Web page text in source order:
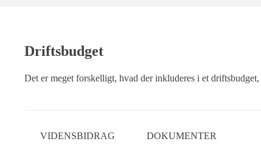
Driftsbudget
Det er meget forskelligt, hvad der inkluderes i et
VIDENSBIDRAG DOKUMENTER